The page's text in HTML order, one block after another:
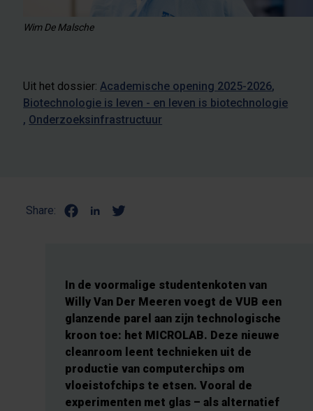
Wim De Malsche
Uit het dossier: Academische opening 2025-2026
Biotechnologie is leven - en leven is biotechnologie
Onderzoeksinfrastructuur
Share:
In de voormalige studentenkoten van
Willy Van Der Meeren voegt de VUB een
glanzende parel aan zijn technologische
kroon toe: het MICROLAB. Deze nieuwe
cleanroom leent technieken uit de
productie van computerchips om
vloeistofchips te etsen. Vooral de
experimenten met glas – als alternatief